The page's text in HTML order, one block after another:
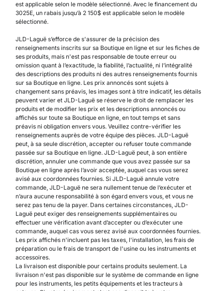
est applicable selon le modèle sélectionné. Avec le financement du
3025E, un rabais jusqu’à 2 150$ est applicable selon le modèle
sélectionné.
JLD-Laguë s’efforce de s'assurer de la précision des
renseignements inscrits sur sa Boutique en ligne et sur les fiches de
ses produits, mais n'est pas responsable de toute erreur ou
omission quant à l’exactitude, la fiabilité, l’actualité, ni l’intégralité
des descriptions des produits ni des autres renseignements fournis
sur sa Boutique en ligne. Les prix annoncés sont sujets à
changement sans préavis, les images sont à titre indicatif, les détails
peuvent varier et JLD-Laguë se réserve le droit de remplacer les
produits et de modifier les prix et les descriptions annoncés ou
affichés sur toute sa Boutique en ligne, en tout temps et sans
préavis ni obligation envers vous. Veuillez contre-vérifier les
renseignements auprès de votre équipe des pièces. JLD-Laguë
peut, à sa seule discrétion, accepter ou refuser toute commande
passée sur sa Boutique en ligne. JLD-Laguë peut, à son entière
discrétion, annuler une commande que vous avez passée sur sa
Boutique en ligne après l’avoir acceptée, auquel cas vous serez
avisé aux coordonnées fournies. Si JLD-Laguë annule votre
commande, JLD-Laguë ne sera nullement tenue de l’exécuter et
n’aura aucune responsabilité à son égard envers vous, et vous ne
serez pas tenu de la payer. Dans certaines circonstances, JLD-
Laguë peut exiger des renseignements supplémentaires ou
effectuer une vérification avant d’accepter ou d’exécuter une
commande, auquel cas vous serez avisé aux coordonnées fournies.
Les prix affichés n'incluent pas les taxes, l'installation, les frais de
préparation ou le frais de transport de l'usine ou les instruments et
accessoires.
La livraison est disponible pour certains produits seulement. La
livraison n'est pas disponible sur le système de commande en ligne
pour les instruments, les petits équipements et les tracteurs à